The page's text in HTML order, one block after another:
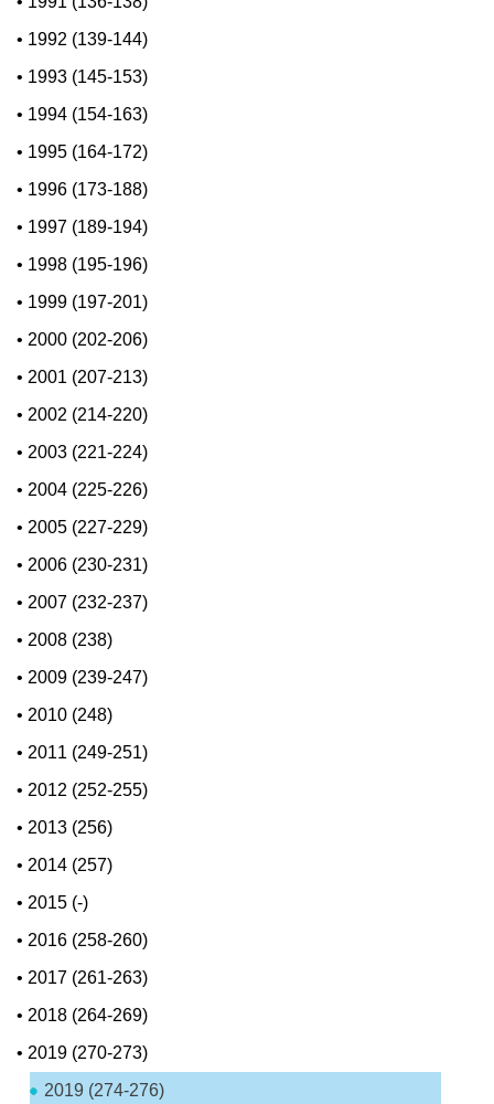
• 1992 (139-144)
• 1993 (145-153)
• 1994 (154-163)
• 1995 (164-172)
• 1996 (173-188)
• 1997 (189-194)
• 1998 (195-196)
• 1999 (197-201)
• 2000 (202-206)
• 2001 (207-213)
• 2002 (214-220)
• 2003 (221-224)
• 2004 (225-226)
• 2005 (227-229)
• 2006 (230-231)
• 2007 (232-237)
• 2008 (238)
• 2009 (239-247)
• 2010 (248)
• 2011 (249-251)
• 2012 (252-255)
• 2013 (256)
• 2014 (257)
• 2015 (-)
• 2016 (258-260)
• 2017 (261-263)
• 2018 (264-269)
• 2019 (270-273)
2019 (274-276)